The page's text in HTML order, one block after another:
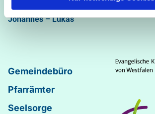
Markus
Johannes–Lukas
Gemeindebüro
Pfarrämter
Seelsorge